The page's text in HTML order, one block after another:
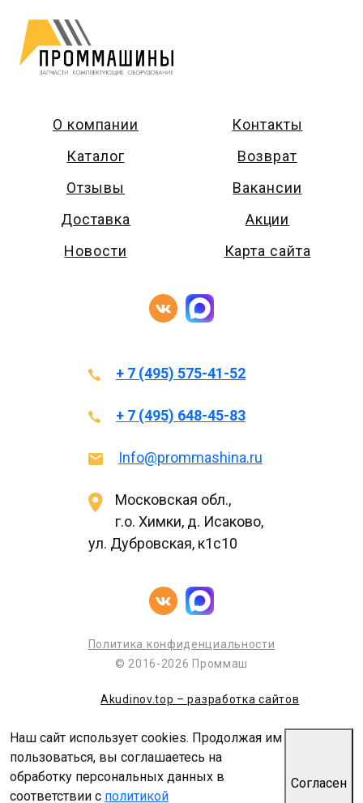
О компании
Каталог
Отзывы
Доставка
Новости
Контакты
Возврат
Вакансии
Акции
Карта сайта
+ 7 (495) 575-41-52
+ 7 (495) 648-45-83
Info@prommashina.ru
Московская обл.,
г.о. Химки, д. Исаково,
ул. Дубровская, к1с10
Политика конфиденциальности
© 2016-2026 Проммаш
Akudinov.top – разработка сайтов
Наш сайт использует cookies. Продолжая им
пользоваться, вы соглашаетесь на
обработку персональных данных в
соответствии с политикой
Согласен